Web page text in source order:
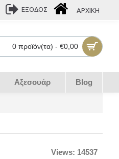
ΕΞΟΔΟΣ ΑΡΧΙΚΉ
0 προϊόν(τα) - €0,00
Αξεσουάρ Blog
Views: 14537